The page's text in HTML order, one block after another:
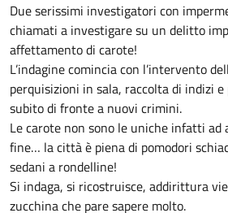
Due serissimi investigatori con
chiamati a investigare su un delitto
affettamento di carote!
L’indagine comincia con l’intervento
perquisizioni in sala, raccolta di indizi
subito di fronte a nuovi crimini.
Le carote non sono le uniche infatti
fine… la città è piena di pomodori
sedani a rondelline!
Si indaga, si ricostruisce, addirittura
zucchina che pare sapere molto.